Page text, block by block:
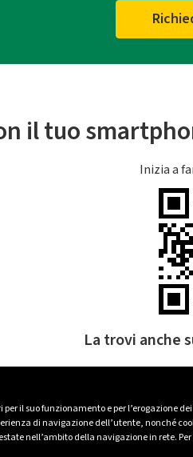
il suo funzionamento e per l’erogazione
di navigazione dell’utente, nonché
nell’ambito della navigazione in rete.
il tuo
Inizia a
La trovi anche